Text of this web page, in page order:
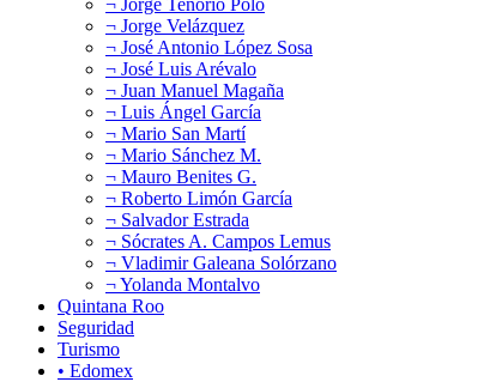
¬ Jorge Velázquez
¬ José Antonio López Sosa
¬ José Luis Arévalo
¬ Juan Manuel Magaña
¬ Luis Ángel García
¬ Mario San Martí
¬ Mario Sánchez M.
¬ Mauro Benites G.
¬ Roberto Limón García
¬ Salvador Estrada
¬ Sócrates A. Campos Lemus
¬ Vladimir Galeana Solórzano
¬ Yolanda Montalvo
Quintana Roo
Seguridad
Turismo
• Edomex